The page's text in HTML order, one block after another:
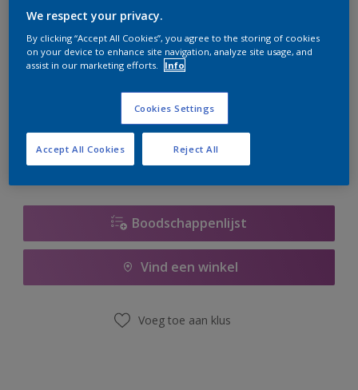
te bestellen. Houd de website in de gaten, we werken
er hard aan om de voorraad aan te vullen.
Boodschappenlijst
Vind een winkel
Voeg toe aan klus
We respect your privacy.
By clicking “Accept All Cookies”, you agree to the storing of cookies
on your device to enhance site navigation, analyze site usage, and
assist in our marketing efforts.
Info
Cookies Settings
Reject All
Accept All Cookies